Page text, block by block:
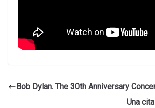
Bob Dylan. The 30th Anniversary
Una